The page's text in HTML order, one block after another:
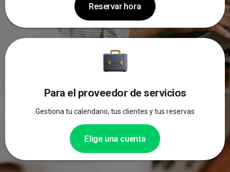
Reservar hora
Para el proveedor de servicios
Gestiona tu calendario, tus clientes y tus reservas
Elige una cuenta